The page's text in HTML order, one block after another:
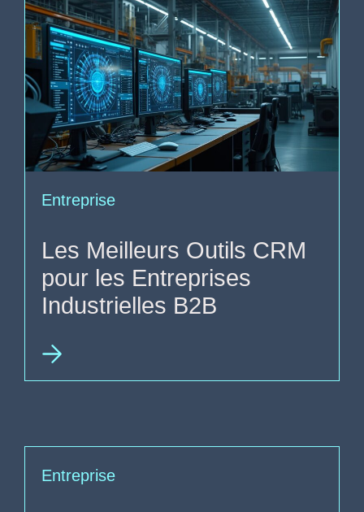
Entreprise
Les Meilleurs Outils CRM
pour les Entreprises
Industrielles B2B
Entreprise